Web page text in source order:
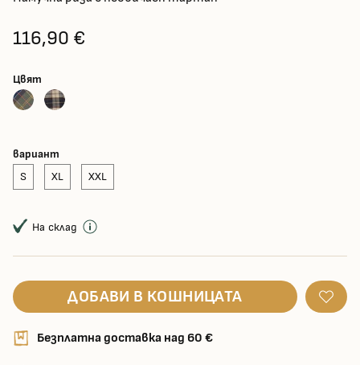
116,90 €
Цвят
вариант
S
XL XXL
На склад
ДОБАВИ В КОШНИЦАТА
Безплатна доставка над 60 €